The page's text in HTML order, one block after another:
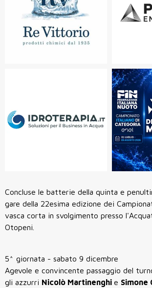
Concluse le batterie della quinta e
gare della 22esima edizione dei
vasca corta in svolgimento presso
Otopeni.
5^ giornata - sabato 9 dicembre
Agevole e convincente passaggio del
gli azzurri Nicolò Martinenghi e Simone